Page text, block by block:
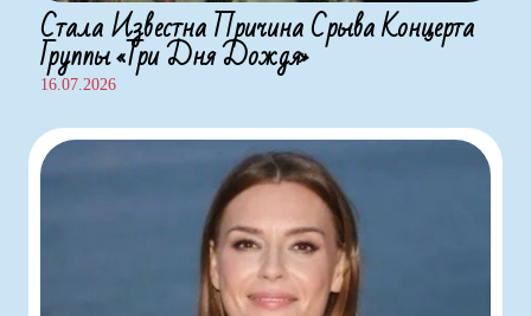
Стала Известна Причина Срыва Концерта
Группы «Три Дня Дождя»
16.07.2026